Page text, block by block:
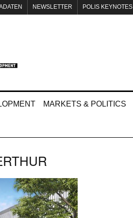
NEWSLETTER POLIS KEYNOTES
MARKETS & POLITICS